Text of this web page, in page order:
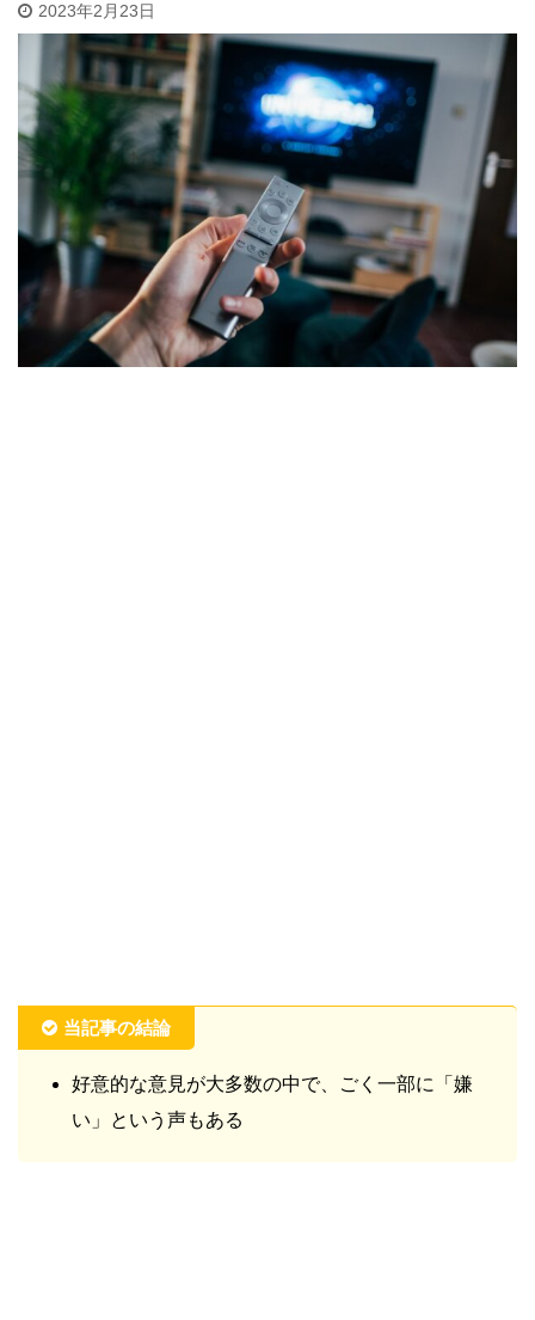
2023年2月23日
当記事の結論
好意的な意見が大多数の中で、ごく一部に「嫌
い」という声もある